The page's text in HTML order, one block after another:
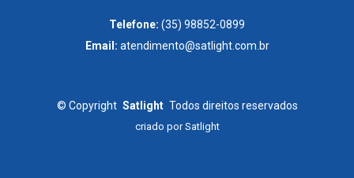
Telefone: (35) 98852-0899
Email: atendimento@satlight.com.br
© Copyright Satlight Todos direitos reservados
criado porSatlight